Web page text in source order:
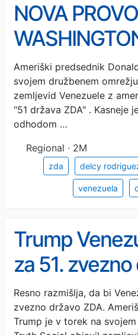
NOVA
Venezuelo
Ameriški predsednik
svojem družbenem
zemljevid Venezuele z
"51 država ZDA" . Kasneje
odhodom …
Regional · 2M
zda delcy
venezuela
Trump
za 51.
začasna
Rodriguez:
Resno razmišlja, da bi
zvezno državo ZDA.
Trump je v torek na